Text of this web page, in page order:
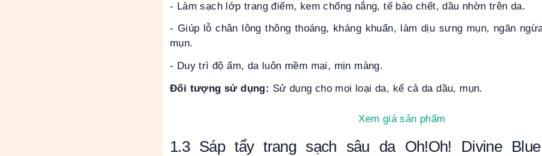
- Làm sạch lớp trang điểm, kem chống nắng, tế bào chết, dầu nhờn trên da.
- Giúp lỗ chân lông thông thoáng, kháng khuẩn, làm dịu sưng mụn, ngăn
mụn.
- Duy trì độ ẩm, da luôn mềm mại, mịn màng.
Đối tượng sử dụng: Sử dụng cho mọi loại da, kể cả da dầu, mụn.
Xem giá sản phẩm
1.3 Sáptẩytrang sạch sâu da Oh!Oh! Divine